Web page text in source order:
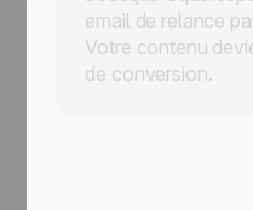
email de relance
Votre contenu
de conversion.